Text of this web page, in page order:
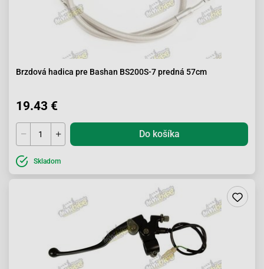
Brzdová hadica pre Bashan BS200S-7 predná 57cm
19.43 €
Do košíka
Skladom